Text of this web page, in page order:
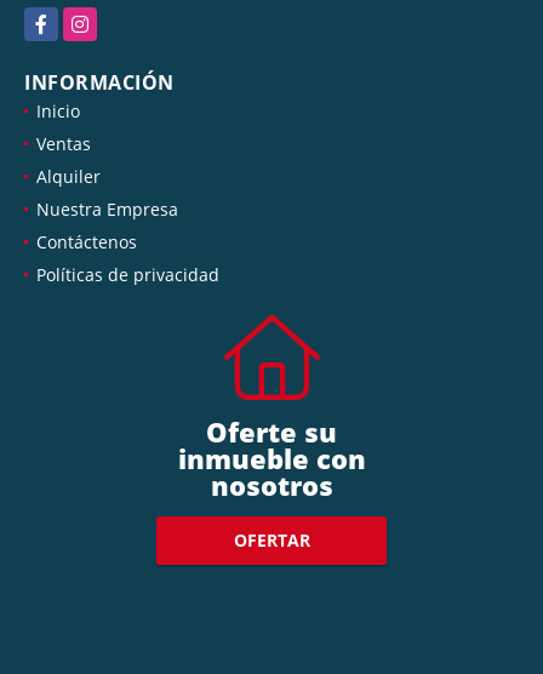
FacebookInstagram
INFORMACIÓN
Inicio
Ventas
Alquiler
Nuestra Empresa
Contáctenos
Políticas de privacidad
Oferte su
inmueble con
nosotros
OFERTAR